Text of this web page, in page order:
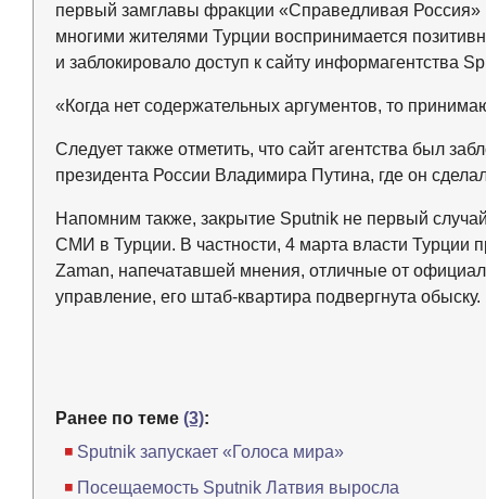
первый замглавы фракции «Справедливая
многими жителями Турции воспринимается
и заблокировало доступ к сайту информагентства
«Когда нет содержательных аргументов, то
Следует также отметить, что сайт агентства был
президента России Владимира Путина, где он
Напомним также, закрытие Sputnik не первый
СМИ в Турции. В частности, 4 марта власти Турции
Zaman, напечатавшей мнения, отличные от
управление, его штаб-квартира подвергнута обыску.
Ранее по теме (3):
Sputnik запускает «Голоса мира»
Посещаемость Sputnik Латвия выросла